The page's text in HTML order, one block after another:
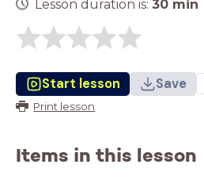
Lesson duration is: 30 min
Start lesson Save
Print lesson
Items in this lesson